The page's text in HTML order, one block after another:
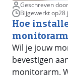
Geschreven
Bijgewerkt op28
Hoe
Wil je jouw
bevestigen
monitorarm.